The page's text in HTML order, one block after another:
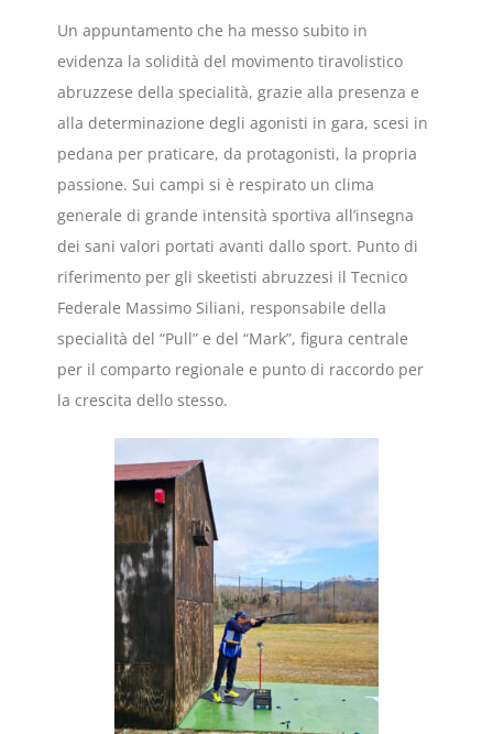
Un appuntamento che ha messo subito in
evidenza la solidità del movimento tiravolistico
abruzzese della specialità, grazie alla presenza e
alla determinazione degli agonisti in gara, scesi in
pedana per praticare, da protagonisti, la propria
passione. Sui campi si è respirato un clima
generale di grande intensità sportiva all’insegna
dei sani valori portati avanti dallo sport. Punto di
riferimento per gli skeetisti abruzzesi il Tecnico
Federale Massimo Siliani, responsabile della
specialità del “Pull” e del “Mark”, figura centrale
per il comparto regionale e punto di raccordo per
la crescita dello stesso.